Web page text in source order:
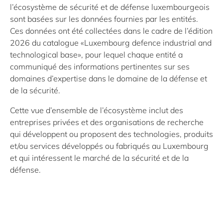
l’écosystème de sécurité et de défense luxembourgeois
sont basées sur les données fournies par les entités.
Ces données ont été collectées dans le cadre de l’édition
2026 du catalogue «Luxembourg defence industrial and
technological base», pour lequel chaque entité a
communiqué des informations pertinentes sur ses
domaines d’expertise dans le domaine de la défense et
de la sécurité.
Cette vue d’ensemble de l’écosystème inclut des
entreprises privées et des organisations de recherche
qui développent ou proposent des technologies, produits
et/ou services développés ou fabriqués au Luxembourg
et qui intéressent le marché de la sécurité et de la
défense.